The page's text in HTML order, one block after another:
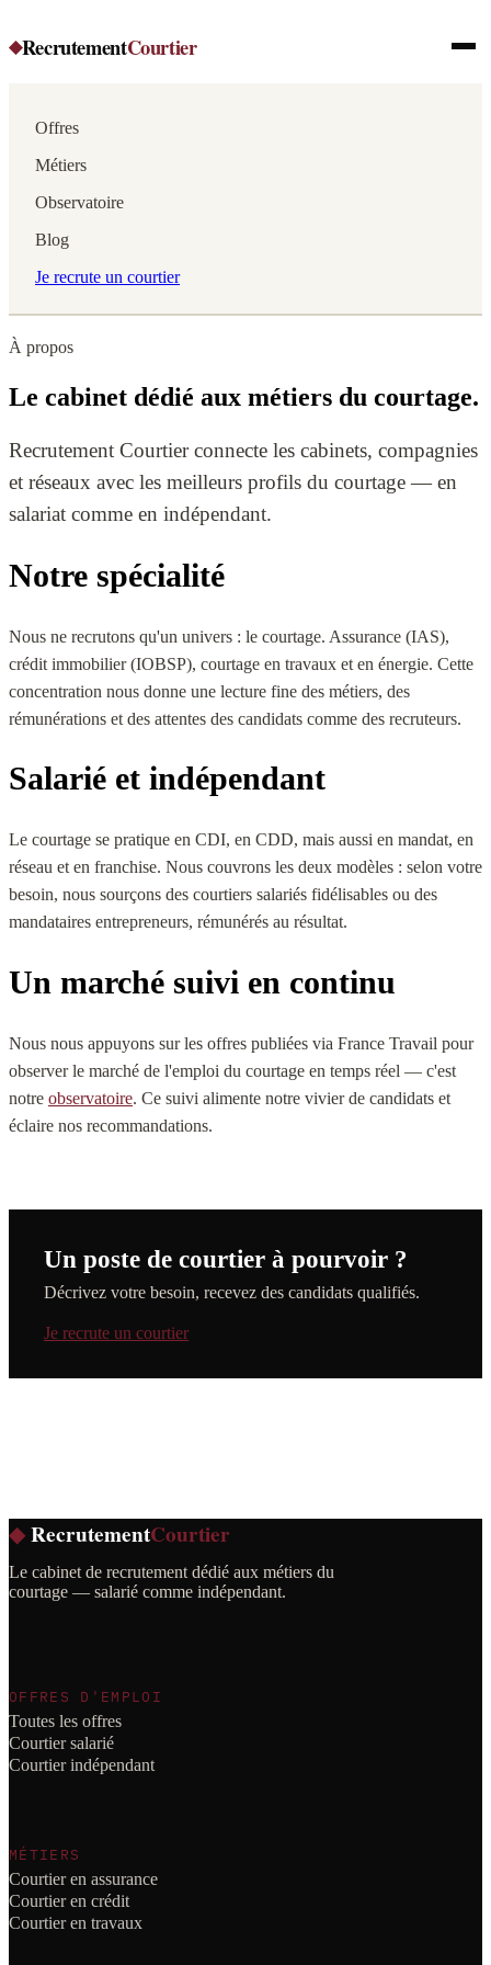
◆RecrutementCourtier
Offres
Métiers
Observatoire
Blog
Je recrute un courtier
À propos
Le cabinet dédié aux métiers du courtage.
Recrutement Courtier connecte les cabinets, compagnies
et réseaux avec les meilleurs profils du courtage — en
salariat comme en indépendant.
Notre spécialité
Nous ne recrutons qu'un univers : le courtage. Assurance (IAS),
crédit immobilier (IOBSP), courtage en travaux et en énergie. Cette
concentration nous donne une lecture fine des métiers, des
rémunérations et des attentes des candidats comme des recruteurs.
Salarié et indépendant
Le courtage se pratique en CDI, en CDD, mais aussi en mandat, en
réseau et en franchise. Nous couvrons les deux modèles : selon votre
besoin, nous sourçons des courtiers salariés fidélisables ou des
mandataires entrepreneurs, rémunérés au résultat.
Un marché suivi en continu
Nous nous appuyons sur les offres publiées via France Travail pour
observer le marché de l'emploi du courtage en temps réel — c'est
notre observatoire. Ce suivi alimente notre vivier de candidats et
éclaire nos recommandations.
Un poste de courtier à pourvoir ?
Décrivez votre besoin, recevez des candidats qualifiés.
Je recrute un courtier
◆RecrutementCourtier
Le cabinet de recrutement dédié aux métiers du
courtage — salarié comme indépendant.
OFFRES D'EMPLOI
Toutes les offres
Courtier salarié
Courtier indépendant
MÉTIERS
Courtier en assurance
Courtier en crédit
Courtier en travaux